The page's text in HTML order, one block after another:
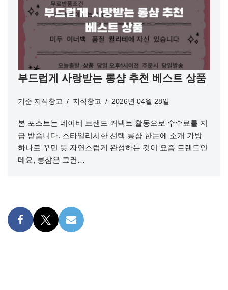
부드럽게 사랑받는 롱샴 추천 베스트 상품
기준 지식창고 지식창고 2026년 04월 28일
본 포스트는 네이버 브랜드 커넥트 활동으로 수수료를 지
급 받습니다. 스타일리시한 선택 롱샴 한눈에 소개 가방
하나로 꾸민 듯 자연스럽게 완성하는 것이 요즘 트렌드인
데요, 롱샴은 그런…